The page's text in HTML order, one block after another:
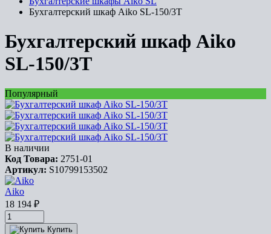
Бухгалтерский шкаф Aiko SL-150/3T
Бухгалтерский шкаф Aiko
SL-150/3T
Популярный
В наличии
Код Товара: 2751-01
Артикул: S10799153502
Aiko
18 194 ₽
Купить